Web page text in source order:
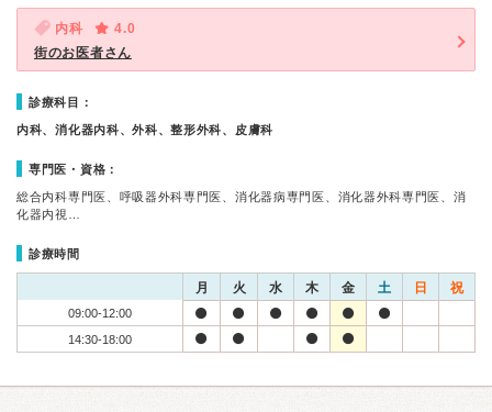
内科
4.0
街のお医者さん
診療科目：
内科、消化器内科、外科、整形外科、皮膚科
専門医・資格：
総合内科専門医、呼吸器外科専門医、消化器病専門医、消化器外科専門医、消
化器内視…
診療時間
月 火 水 木 金 土 日 祝
09:00-12:00
14:30-18:00